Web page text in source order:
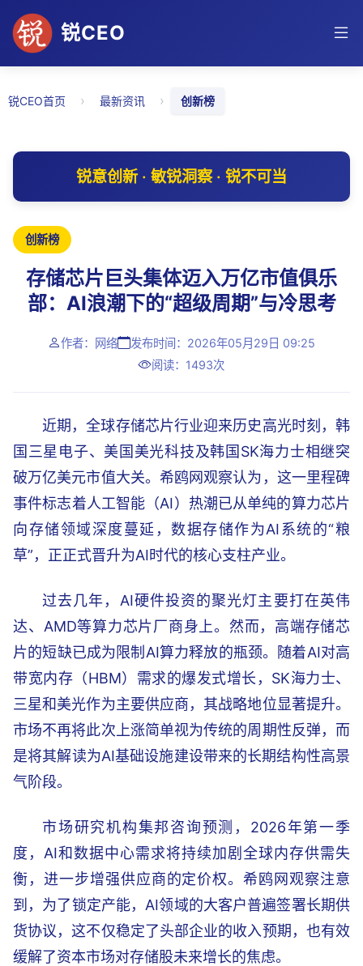
锐CEO
锐CEO首页 › 最新资讯 › 创新榜
锐意创新 · 敏锐洞察 · 锐不可当
创新榜
存储芯片巨头集体迈入万亿市值俱乐
部：AI浪潮下的“超级周期”与冷思考
作者：网络
发布时间：2026年05月29日 09:25
阅读：1493次
近期，全球存储芯片行业迎来历史高光时刻，韩
国三星电子、美国美光科技及韩国SK海力士相继突
破万亿美元市值大关。希鸥网观察认为，这一里程碑
事件标志着人工智能（AI）热潮已从单纯的算力芯片
向存储领域深度蔓延，数据存储作为AI系统的“粮
草”，正正式晋升为AI时代的核心支柱产业。
过去几年，AI硬件投资的聚光灯主要打在英伟
达、AMD等算力芯片厂商身上。然而，高端存储芯
片的短缺已成为限制AI算力释放的瓶颈。随着AI对高
带宽内存（HBM）需求的爆发式增长，SK海力士、
三星和美光作为主要供应商，其战略地位显著提升。
市场不再将此次上涨简单视为传统的周期性反弹，而
是将其解读为AI基础设施建设带来的长期结构性高景
气阶段。
市场研究机构集邦咨询预测，2026年第一季
度，AI和数据中心需求将持续加剧全球内存供需失
衡，进一步增强供应商的定价权。希鸥网观察注意
到，为了锁定产能，AI领域的大客户普遍签署长期供
货协议，这不仅稳定了头部企业的收入预期，也有效
缓解了资本市场对存储股未来增长的焦虑。